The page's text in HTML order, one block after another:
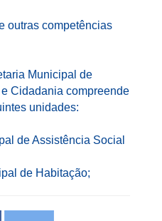
outras competências
Municipal de
Cidadania compreende
unidades:
de Assistência Social
de Habitação;